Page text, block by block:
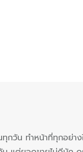
วัน ทำหน้าที่ทุกอย่าง